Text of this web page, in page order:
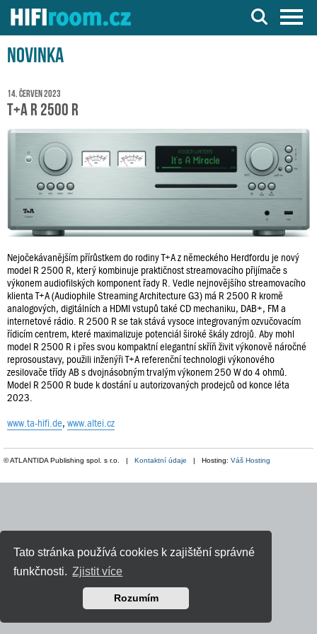
Tato stránka používá cookies k zajištění správné
funkčnosti. Zjistit více
Rozumím
Server o Hi-Fi a AV technice
Novinka
14. červen 2023
T+A R 2500 R
Nejočekávanějším přírůstkem do rodiny T+A z německého Herdfordu je nový
model R 2500 R, který kombinuje praktičnost streamovacího přijímače s
výkonem audiofilských komponent řady R. Vedle nejnovějšího streamovacího
klienta T+A (Audiophile Streaming Architecture G3) má R 2500 R kromě
analogových, digitálních a HDMI vstupů také CD mechaniku, DAB+, FM a
internetové rádio. R 2500 R se tak stává vysoce integrovaným ozvučovacím
řídicím centrem, které maximalizuje potenciál široké škály zdrojů. Aby mohl
model R 2500 R i přes svou kompaktní elegantní skříň živit výkonově náročné
reprosoustavy, použili inženýři T+A referenční technologii výkonového
zesilovače třídy AB s dvojnásobným trvalým výkonem 250 W do 4 ohmů.
Model R 2500 R bude k dostání u autorizovaných prodejců od konce léta
2023.
www.ta-hifi.de, www.altei.cz
© ATLANTIDA Publishing spol. s r.o. | Kontaktní údaje | Hosting: Váš Hosting